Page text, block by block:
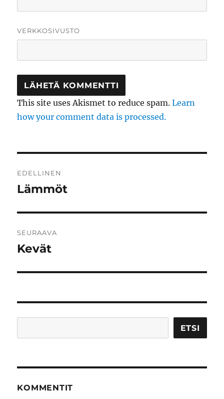
VERKKOSIVUSTO
This site uses Akismet to reduce spam.Learn
how your comment data is processed.
selaus
EDELLINEN
Edellinen
Lämmöt
SEURAAVA
Seuraava
Kevät
ETSI
KOMMENTIT